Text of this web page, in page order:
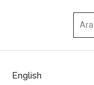
English